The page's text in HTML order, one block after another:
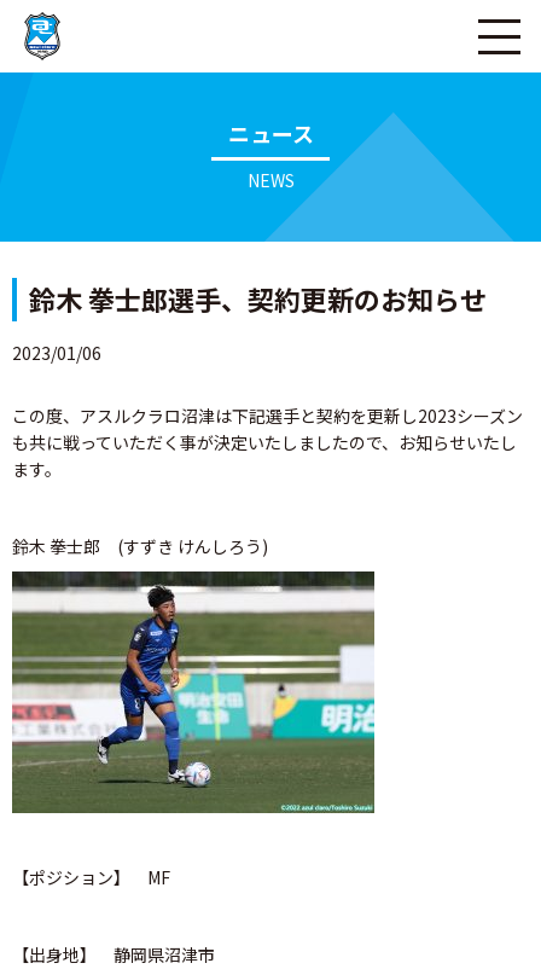
ニュース
NEWS
鈴木 拳士郎選手、契約更新のお知らせ
2023/01/06
この度、アスルクラロ沼津は下記選手と契約を更新し2023シーズン
も共に戦っていただく事が決定いたしましたので、お知らせいたし
ます。
鈴木 拳士郎 (すずき けんしろう)
【ポジション】 MF
【出身地】 静岡県沼津市